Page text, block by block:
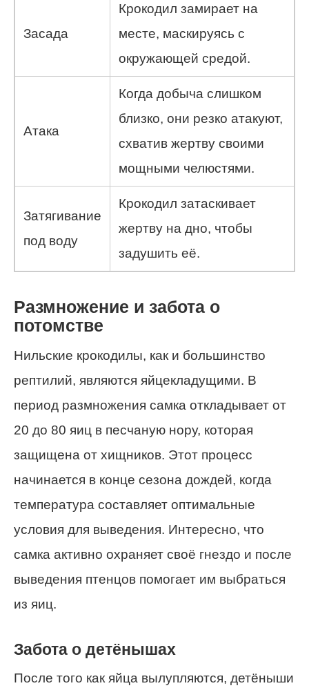
Засада
Крокодил замирает на
месте, маскируясь с
окружающей средой.
Атака
Когда добыча слишком
близко, они резко атакуют,
схватив жертву своими
мощными челюстями.
Затягивание
под воду
Крокодил затаскивает
жертву на дно, чтобы
задушить её.
Размножение и забота о
потомстве
Нильские крокодилы, как и большинство
рептилий, являются яйцекладущими. В
период размножения самка откладывает от
20 до 80 яиц в песчаную нору, которая
защищена от хищников. Этот процесс
начинается в конце сезона дождей, когда
температура составляет оптимальные
условия для выведения. Интересно, что
самка активно охраняет своё гнездо и после
выведения птенцов помогает им выбраться
из яиц.
Забота о детёнышах
После того как яйца вылупляются, детёныши